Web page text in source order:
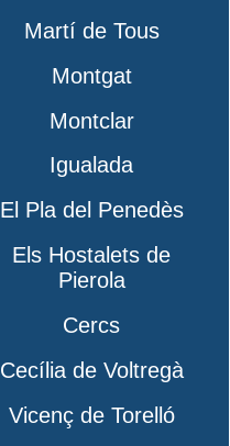
Martí de Tous
Montgat
Montclar
Igualada
El Pla del Penedès
Els Hostalets de
Pierola
Cercs
Cecília de Voltregà
Vicenç de Torelló